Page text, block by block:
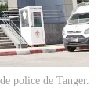
police de Tanger.